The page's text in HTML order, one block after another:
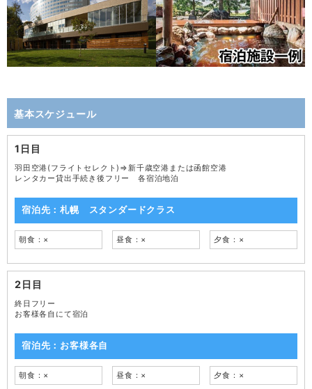
基本スケジュール
1日目
羽田空港(フライトセレクト)⇒新千歳空港または函館空港
レンタカー貸出手続き後フリー 各宿泊地泊
宿泊先：札幌 スタンダードクラス
朝食：× 昼食：× 夕食：×
2日目
終日フリー
お客様各自にて宿泊
宿泊先：お客様各自
朝食：× 昼食：× 夕食：×